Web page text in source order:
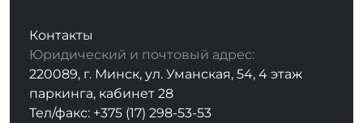
Контакты
Юридический и почтовый адрес:
220089, г. Минск, ул. Уманская, 54, 4 этаж
паркинга, кабинет 28
Тел/факс: +375 (17) 298-53-53